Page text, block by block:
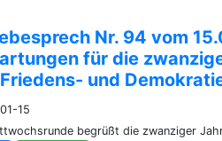
Nr. 94 vom
für die
und
15
begrüßt die zwanziger